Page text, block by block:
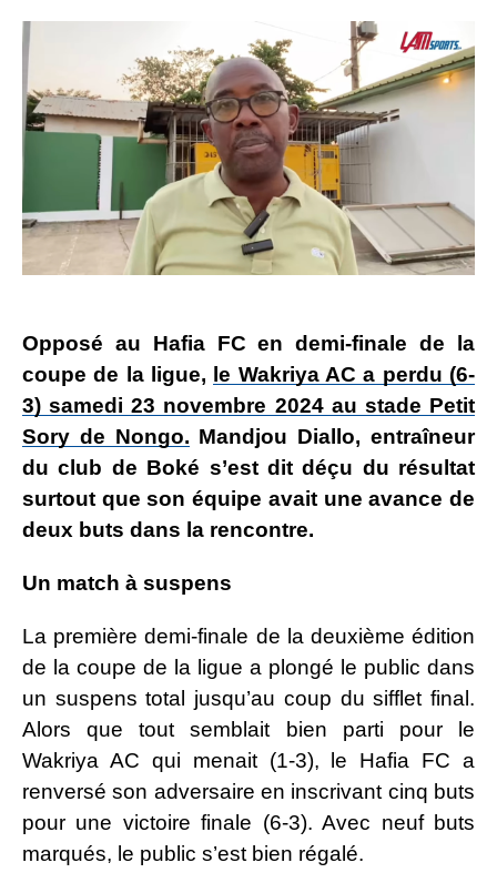
Opposé au Hafia FC en demi-finale de la
coupe de la ligue, le Wakriya AC a perdu (6-
3) samedi 23 novembre 2024 au stade Petit
Sory de Nongo. Mandjou Diallo, entraîneur
du club de Boké s’est dit déçu du résultat
surtout que son équipe avait une avance de
deux buts dans la rencontre.
Un match à suspens
La première demi-finale de la deuxième édition
de la coupe de la ligue a plongé le public dans
un suspens total jusqu’au coup du sifflet final.
Alors que tout semblait bien parti pour le
Wakriya AC qui menait (1-3), le Hafia FC a
renversé son adversaire en inscrivant cinq buts
pour une victoire finale (6-3). Avec neuf buts
marqués, le public s’est bien régalé.